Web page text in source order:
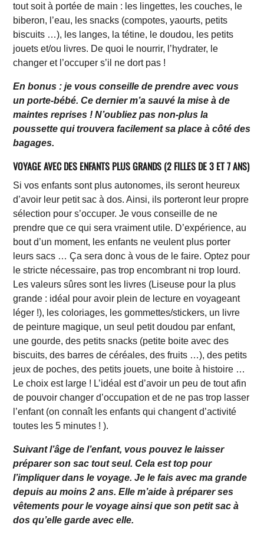
tout soit à portée de main : les lingettes, les couches, le
biberon, l’eau, les snacks (compotes, yaourts, petits
biscuits …), les langes, la tétine, le doudou, les petits
jouets et/ou livres. De quoi le nourrir, l’hydrater, le
changer et l’occuper s’il ne dort pas !
En bonus : je vous conseille de prendre avec vous
un porte-bébé. Ce dernier m’a sauvé la mise à de
maintes reprises ! N’oubliez pas non-plus la
poussette qui trouvera facilement sa place à côté des
bagages.
VOYAGE AVEC DES ENFANTS PLUS GRANDS (2 FILLES DE 3 ET 7 ANS)
Si vos enfants sont plus autonomes, ils seront heureux
d’avoir leur petit sac à dos. Ainsi, ils porteront leur propre
sélection pour s’occuper. Je vous conseille de ne
prendre que ce qui sera vraiment utile. D’expérience, au
bout d’un moment, les enfants ne veulent plus porter
leurs sacs … Ça sera donc à vous de le faire. Optez pour
le stricte nécessaire, pas trop encombrant ni trop lourd.
Les valeurs sûres sont les livres (Liseuse pour la plus
grande : idéal pour avoir plein de lecture en voyageant
léger !), les coloriages, les gommettes/stickers, un livre
de peinture magique, un seul petit doudou par enfant,
une gourde, des petits snacks (petite boite avec des
biscuits, des barres de céréales, des fruits …), des petits
jeux de poches, des petits jouets, une boite à histoire …
Le choix est large ! L’idéal est d’avoir un peu de tout afin
de pouvoir changer d’occupation et de ne pas trop lasser
l’enfant (on connaît les enfants qui changent d’activité
toutes les 5 minutes ! ).
Suivant l’âge de l’enfant, vous pouvez le laisser
préparer son sac tout seul. Cela est top pour
l’impliquer dans le voyage. Je le fais avec ma grande
depuis au moins 2 ans. Elle m’aide à préparer ses
vêtements pour le voyage ainsi que son petit sac à
dos qu’elle garde avec elle.